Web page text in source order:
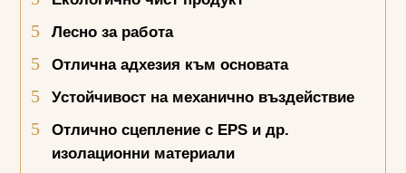
Лесно за работа
Отлична адхезия към основата
Устойчивост на механично въздействие
Отлично сцепление с EPS и др.
изолационни материали